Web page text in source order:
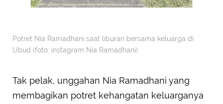
Potret Nia Ramadhani saat liburan bersama keluarga di
Ubud (foto: instagram Nia Ramadhani)
Tak pelak, unggahan Nia Ramadhani yang
membagikan potret kehangatan keluarganya